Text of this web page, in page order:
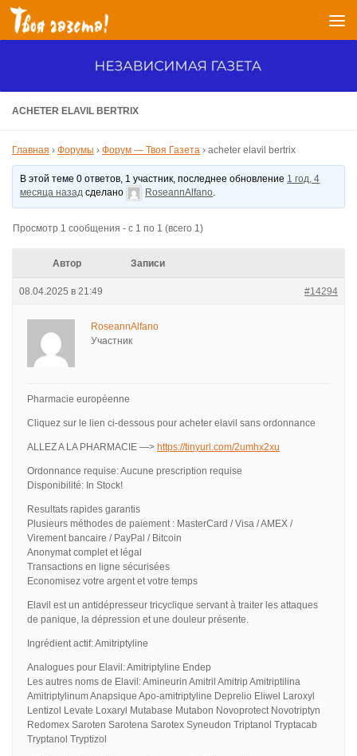
Перейти к содержимому
ACHETER ELAVIL BERTRIX
Главная › Форумы › Форум — Твоя Газета › acheter elavil bertrix
В этой теме 0 ответов, 1 участник, последнее обновление 1 год, 4
месяца назад сделано RoseannAlfano.
Просмотр 1 сообщения - с 1 по 1 (всего 1)
Автор Записи
08.04.2025 в 21:49 #14294
RoseannAlfano
Участник
Pharmacie européenne
Cliquez sur le lien ci-dessous pour acheter elavil sans ordonnance
ALLEZ A LA PHARMACIE —> https://tinyurl.com/2umhx2xu
Ordonnance requise: Aucune prescription requise
Disponibilité: In Stock!
Resultats rapides garantis
Plusieurs méthodes de paiement : MasterCard / Visa / AMEX /
Virement bancaire / PayPal / Bitcoin
Anonymat complet et légal
Transactions en ligne sécurisées
Economisez votre argent et votre temps
Elavil est un antidépresseur tricyclique servant à traiter les attaques
de panique, la dépression et une douleur présente.
Ingrédient actif: Amitriptyline
Analogues pour Elavil: Amitriptyline Endep
Les autres noms de Elavil: Amineurin Amitril Amitrip Amitriptilina
Amitriptylinum Anapsique Apo-amitriptyline Deprelio Eliwel Laroxyl
Lentizol Levate Loxaryl Mutabase Mutabon Novoprotect Novotriptyn
Redomex Saroten Sarotena Sarotex Syneudon Triptanol Tryptacab
Tryptanol Tryptizol